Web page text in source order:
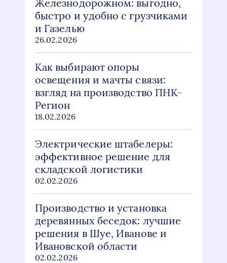
Железнодорожном: выгодно,
быстро и удобно с грузчиками
и Газелью
26.02.2026
Как выбирают опоры
освещения и мачты связи:
взгляд на производство ПНК-
Регион
18.02.2026
Электрические штабелеры:
эффективное решение для
складской логистики
02.02.2026
Производство и установка
деревянных беседок: лучшие
решения в Шуе, Иванове и
Ивановской области
02.02.2026